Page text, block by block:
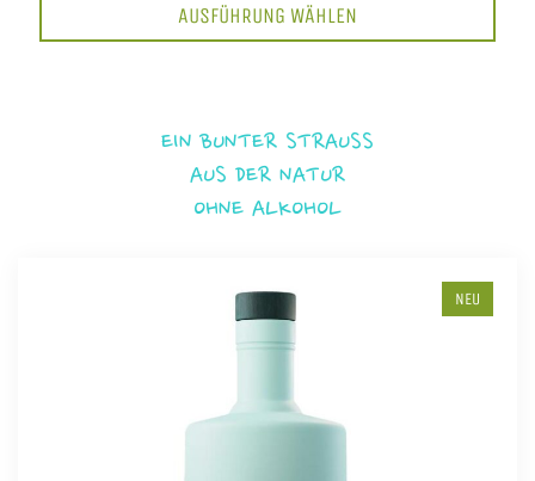
AUSFÜHRUNG WÄHLEN
EIN BUNTER STRAUSS
AUS DER NATUR
OHNE ALKOHOL
NEU